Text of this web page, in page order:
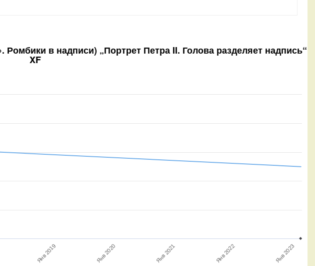
в надписи) „Портрет Петра II. Голова разделяет надпись“
XF
Янв 2019 Янв 2020 Янв 2021 Янв 2022 Янв 2023